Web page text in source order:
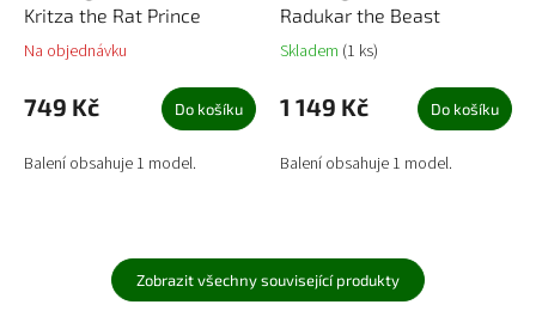
Kritza the Rat Prince
Na objednávku
749 Kč Do košíku
Balení obsahuje 1 model.
Radukar the Beast
Skladem (1 ks)
1 149 Kč Do košíku
Balení obsahuje 1 model.
Zobrazit všechny související produkty